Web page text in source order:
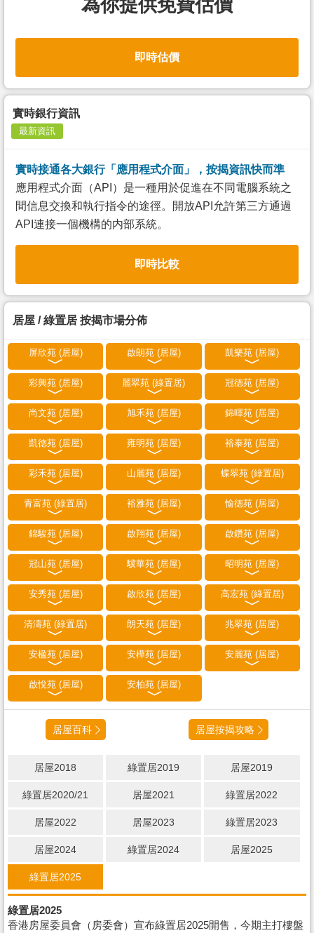
為你提供免費估價
即時估價
實時銀行資訊
最新資訊
實時接通各大銀行「應用程式介面」，按揭資訊快而準
應用程式介面（API）是一種用於促進在不同電腦系統之
間信息交換和執行指令的途徑。開放API允許第三方通過
API連接一個機構的内部系統。
即時比較
居屋 / 綠置居 按揭市場分佈
屏欣苑 (居屋) 啟朗苑 (居屋) 凱樂苑 (居屋)
彩興苑 (居屋) 麗翠苑 (綠置居) 冠德苑 (居屋)
尚文苑 (居屋) 旭禾苑 (居屋) 錦暉苑 (居屋)
凱德苑 (居屋) 雍明苑 (居屋) 裕泰苑 (居屋)
彩禾苑 (居屋) 山麗苑 (居屋) 蝶翠苑 (綠置居)
青富苑 (綠置居) 裕雅苑 (居屋) 愉德苑 (居屋)
錦駿苑 (居屋) 啟翔苑 (居屋) 啟鑽苑 (居屋)
冠山苑 (居屋) 驥華苑 (居屋) 昭明苑 (居屋)
安秀苑 (居屋) 啟欣苑 (居屋) 高宏苑 (綠置居)
清濤苑 (綠置居) 朗天苑 (居屋) 兆翠苑 (居屋)
安楹苑 (居屋) 安樺苑 (居屋) 安麗苑 (居屋)
啟悅苑 (居屋) 安柏苑 (居屋)
居屋百科 居屋按揭攻略
居屋2018 綠置居2019 居屋2019
綠置居2020/21 居屋2021 綠置居2022
居屋2022 居屋2023 綠置居2023
居屋2024 綠置居2024 居屋2025
綠置居2025
綠置居2025
香港房屋委員會（房委會）宣布綠置居2025開售，今期主打樓盤